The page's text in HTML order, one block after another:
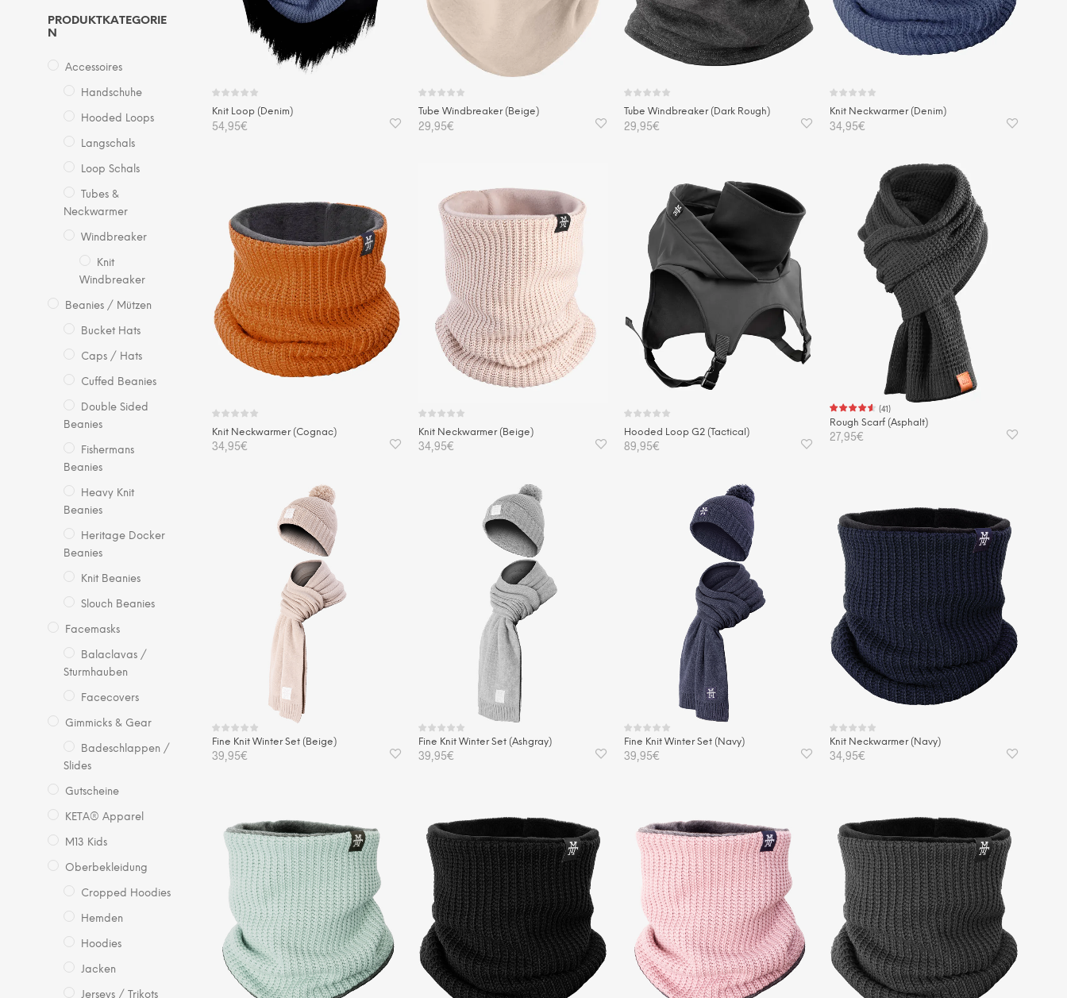
PRODUKTKATEGORIE
N
Accessoires
Handschuhe
Hooded Loops
Langschals
Loop Schals
Tubes &
Neckwarmer
Windbreaker
Knit
Windbreaker
Beanies / Mützen
Bucket Hats
Caps / Hats
Cuffed Beanies
Double Sided
Beanies
Fishermans
Beanies
Heavy Knit
Beanies
Heritage Docker
Beanies
Knit Beanies
Slouch Beanies
Facemasks
Balaclavas /
Sturmhauben
Facecovers
Gimmicks & Gear
Badeschlappen /
Slides
Gutscheine
KETA® Apparel
M13 Kids
Oberbekleidung
Cropped Hoodies
Hemden
Hoodies
Jacken
Jerseys / Trikots
Knit Loop (Denim)
54,95€
Tube Windbreaker (Beige)
29,95€
Tube Windbreaker (Dark Rough)
29,95€
Knit Neckwarmer (Denim)
34,95€
Knit Neckwarmer (Cognac)
34,95€
Knit Neckwarmer (Beige)
34,95€
Hooded Loop G2 (Tactical)
89,95€
(41)
Rough Scarf (Asphalt)
27,95€
Fine Knit Winter Set (Beige)
39,95€
Fine Knit Winter Set (Ashgray)
39,95€
Fine Knit Winter Set (Navy)
39,95€
Knit Neckwarmer (Navy)
34,95€